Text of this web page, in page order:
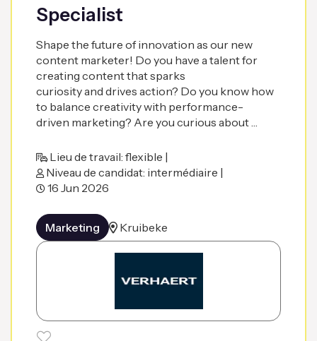
Specialist
Shape the future of innovation as our new
content marketer! Do you have a talent for
creating content that sparks
curiosity and drives action? Do you know how
to balance creativity with performance-
driven marketing? Are you curious about …
Lieu de travail: flexible |
Niveau de candidat: intermédiaire |
16 Jun 2026
Marketing Kruibeke